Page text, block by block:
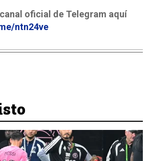
oficial de Telegram aquí
ntn24ve